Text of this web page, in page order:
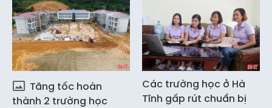
Tăng tốc hoàn
thành 2 trường học
Các trường học ở Hà
Tĩnh gấp rút chuẩn bị